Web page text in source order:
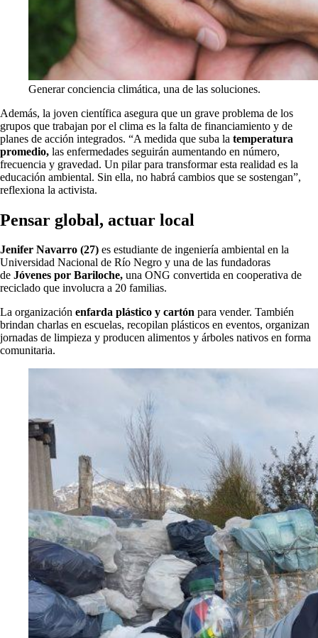
Generar conciencia climática, una de las soluciones.
Además, la joven científica asegura que un grave problema de los
grupos que trabajan por el clima es la falta de financiamiento y de
planes de acción integrados. “A medida que suba la temperatura
promedio, las enfermedades seguirán aumentando en número,
frecuencia y gravedad. Un pilar para transformar esta realidad es la
educación ambiental. Sin ella, no habrá cambios que se sostengan”,
reflexiona la activista.
Pensar global, actuar local
Jenifer Navarro (27) es estudiante de ingeniería ambiental en la
Universidad Nacional de Río Negro y una de las fundadoras
de Jóvenes por Bariloche, una ONG convertida en cooperativa de
reciclado que involucra a 20 familias.
La organización enfarda plástico y cartón para vender. También
brindan charlas en escuelas, recopilan plásticos en eventos, organizan
jornadas de limpieza y producen alimentos y árboles nativos en forma
comunitaria.